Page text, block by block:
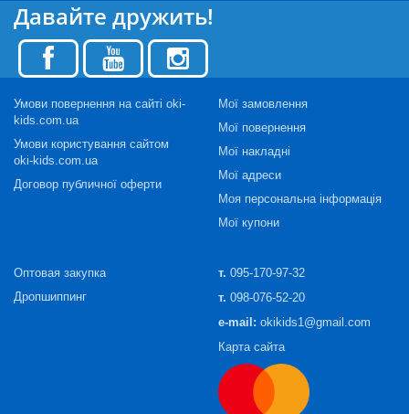
Давайте дружить!
Умови повернення на сайті oki-
kids.com.ua
Умови користування сайтом
oki-kids.com.ua
Договор публичної оферти
Мої замовлення
Мої повернення
Мої накладні
Мої адреси
Моя персональна інформація
Мої купони
Оптовая закупка
Дропшиппинг
т. 095-170-97-32
т. 098-076-52-20
e-mail: okikids1@gmail.com
Карта сайта